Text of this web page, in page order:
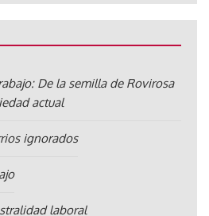
De la semilla de Rovirosa
actual
ignorados
laboral